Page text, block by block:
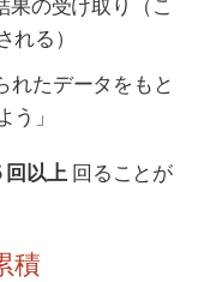
果の受け取り（こ
る）
れたデータをもと
」
回以上 回ることが
積